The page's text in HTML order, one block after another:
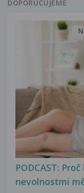
DOPORUČUJEME
PODCAST:
nevolnostmi